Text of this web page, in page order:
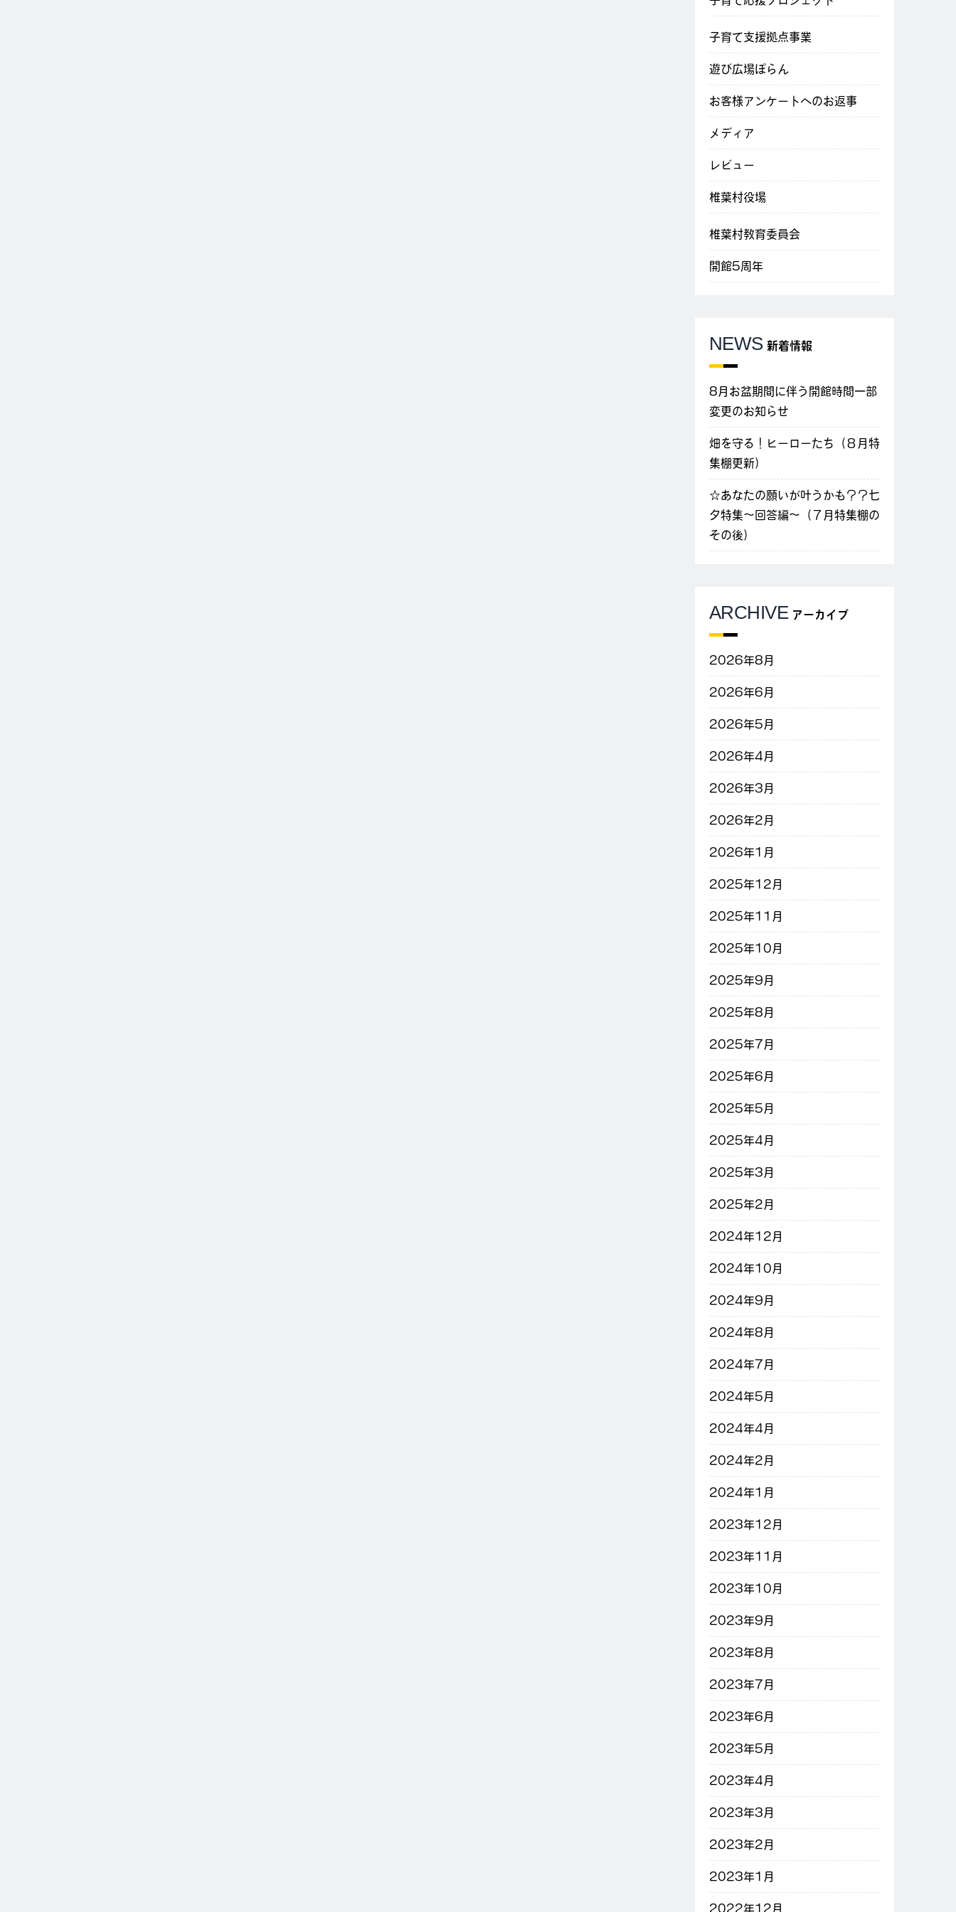
子育て支援拠点事業
遊び広場ぽらん
お客様アンケートへのお返事
メディア
レビュー
椎葉村役場
椎葉村教育委員会
開館5周年
NEWS 新着情報
8月お盆期間に伴う開館時間一部
変更のお知らせ
畑を守る！ヒーローたち（８月特
集棚更新）
☆あなたの願いが叶うかも？？七
夕特集～回答編～（７月特集棚の
その後）
ARCHIVE アーカイブ
2026年8月
2026年6月
2026年5月
2026年4月
2026年3月
2026年2月
2026年1月
2025年12月
2025年11月
2025年10月
2025年9月
2025年8月
2025年7月
2025年6月
2025年5月
2025年4月
2025年3月
2025年2月
2024年12月
2024年10月
2024年9月
2024年8月
2024年7月
2024年5月
2024年4月
2024年2月
2024年1月
2023年12月
2023年11月
2023年10月
2023年9月
2023年8月
2023年7月
2023年6月
2023年5月
2023年4月
2023年3月
2023年2月
2023年1月
2022年12月